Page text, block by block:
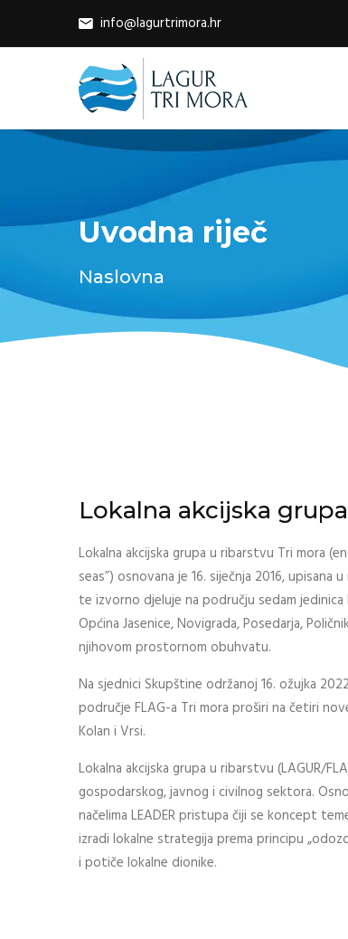
info@lagurtrimora.hr
Uvodna riječ
Naslovna
Lokalna akcijska
Lokalna akcijska grupa u ribarstvu Tri mora
seas”) osnovana je 16. siječnja 2016, upisana
te izvorno djeluje na području sedam
Općina Jasenice, Novigrada, Posedarja,
njihovom prostornom obuhvatu.
Na sjednici Skupštine održanoj 16. ožujka
područje FLAG-a Tri mora proširi na četiri
Kolan i Vrsi.
Lokalna akcijska grupa u ribarstvu (LAGUR/
gospodarskog, javnog i civilnog sektora.
načelima LEADER pristupa čiji se koncept
izradi lokalne strategija prema principu
i potiče lokalne dionike.